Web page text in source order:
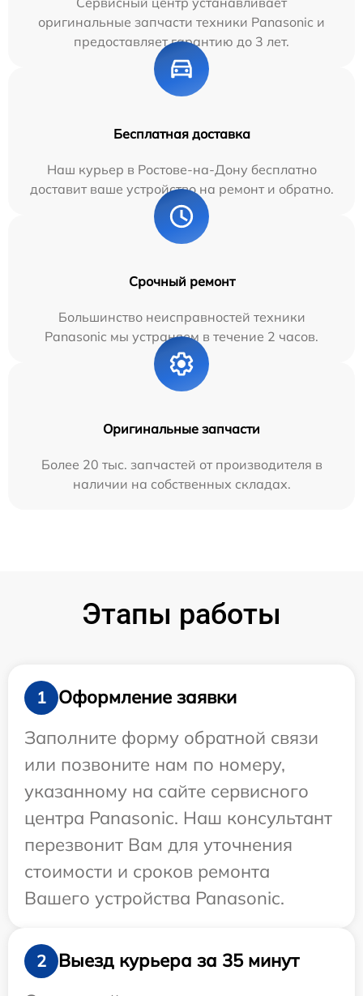
оригинальные запчасти техники Panasonic и
предоставляет гарантию до 3 лет.
Бесплатная доставка
Наш курьер в Ростове-на-Дону бесплатно
доставит ваше устройство на ремонт и обратно.
Срочный ремонт
Большинство неисправностей техники
Panasonic мы устраняем в течение 2 часов.
Оригинальные запчасти
Более 20 тыс. запчастей от производителя в
наличии на собственных складах.
Этапы работы
1
Оформление заявки
Заполните форму обратной связи
или позвоните нам по номеру,
указанному на сайте сервисного
центра Panasonic. Наш консультант
перезвонит Вам для уточнения
стоимости и сроков ремонта
Вашего устройства Panasonic.
2
Выезд курьера за 35 минут